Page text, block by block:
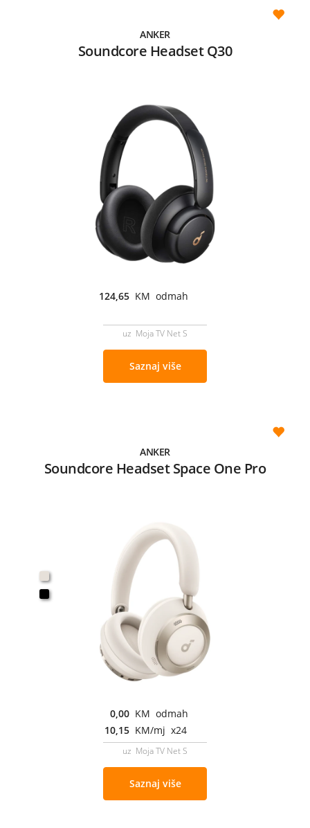
ANKER
Soundcore Headset Q30
124,65 KM odmah
uz Moja TV Net S
Saznaj više
ANKER
Soundcore Headset Space One Pro
0,00 KM odmah
10,15 KM/mj x24
uz Moja TV Net S
Saznaj više